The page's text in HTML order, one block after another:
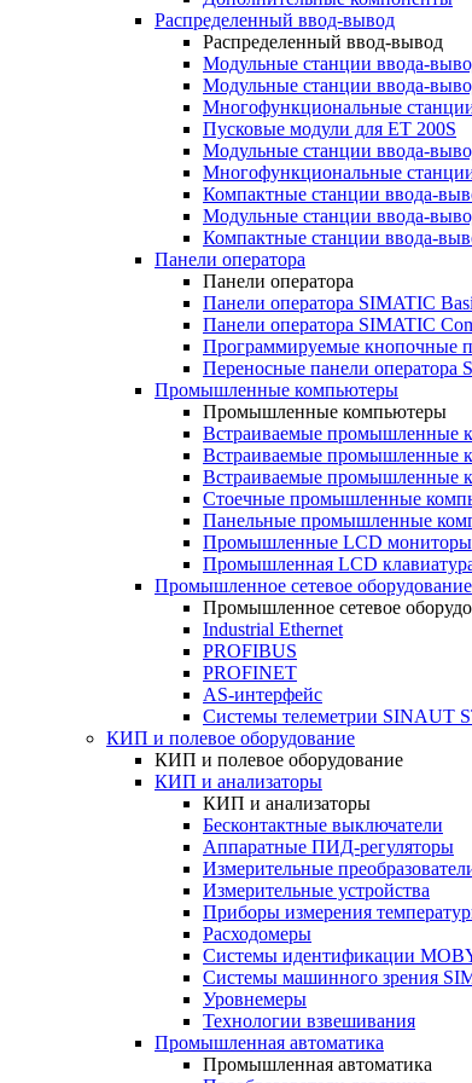
Распределенный ввод-вывод
Распределенный ввод-вывод
Модульные станции ввода-
Модульные станции ввода-
Многофункциональные
Пусковые модули для ET 200S
Модульные станции ввода-
Многофункциональные
Компактные станции ввода-
Модульные станции ввода-
Компактные станции ввода-
Панели оператора
Панели оператора
Панели оператора SIMATIC
Панели оператора SIMATIC
Программируемые кнопочные
Переносные панели оператора
Промышленные компьютеры
Промышленные компьютеры
Встраиваемые промышленные
Встраиваемые промышленные
Встраиваемые промышленные
Стоечные промышленные
Панельные промышленные
Промышленные LCD мониторы
Промышленная LCD
Промышленное сетевое оборудование
Промышленное сетевое
Industrial Ethernet
PROFIBUS
PROFINET
AS-интерфейс
Системы телеметрии SINAUT
КИП и полевое оборудование
КИП и полевое оборудование
КИП и анализаторы
КИП и анализаторы
Бесконтактные выключатели
Аппаратные ПИД-регуляторы
Измерительные
Измерительные устройства
Приборы измерения
Расходомеры
Системы идентификации
Системы машинного зрения
Уровнемеры
Технологии взвешивания
Промышленная автоматика
Промышленная автоматика